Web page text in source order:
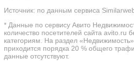
Источник: по данным сервиса
* Данные по сервису Авито
количество посетителей сайта avito.ru
категориям. На раздел
приходится порядка 20 % общего
данные отсутствуют.